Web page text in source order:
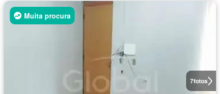
7fotos
Muita procura